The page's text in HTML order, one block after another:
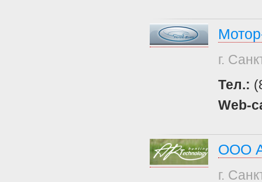
г.
Тел.:
Web-
ООО
г.